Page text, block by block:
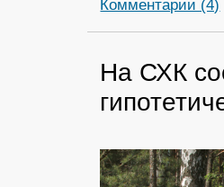
Комментарии (4)
На СХК